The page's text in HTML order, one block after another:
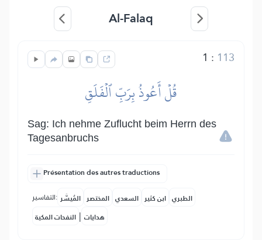
Al-Falaq
1 : 113
قُلۡ أَعُوذُ بِرَبِّ ٱلۡفَلَقِ
Sag: Ich nehme Zuflucht beim Herrn des
Tagesanbruchs
Présentation des autres traductions
التفاسير: المُيسَّر المختصر السعدي ابن كثير الطبري
النفحات المكية | هدايات